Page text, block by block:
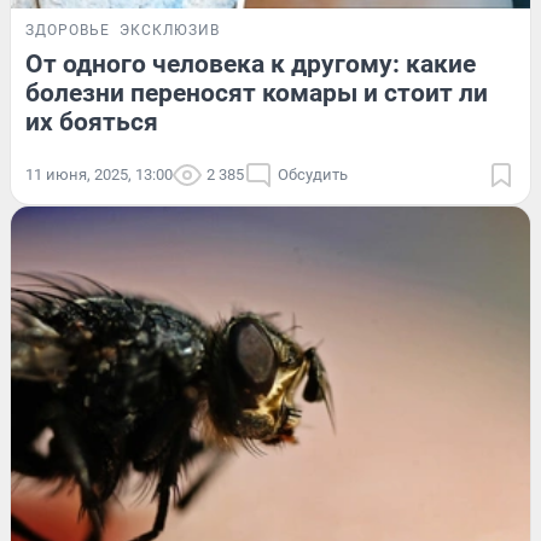
ЗДОРОВЬЕ ЭКСКЛЮЗИВ
От одного человека к другому: какие
болезни переносят комары и стоит ли
их бояться
11 июня, 2025, 13:00 2 385 Обсудить